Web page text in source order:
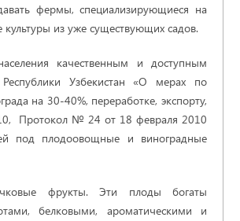
фермы, специализирующиеся на
из уже существующих садов.
качественным и доступным
Узбекистан «О мерах по
на 30-40%, переработке, экспорту,
Протокол № 24 от 18 февраля 2010
под плодоовощные и виноградные
фрукты. Эти плоды богаты
белковыми, ароматическими и